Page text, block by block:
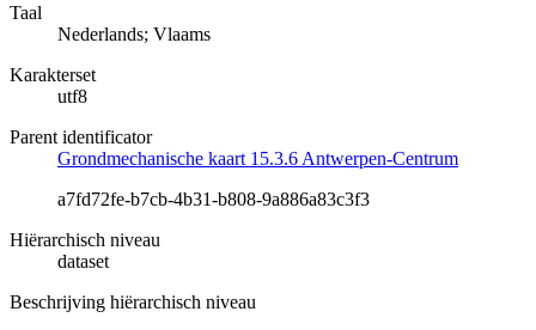
Taal
Nederlands; Vlaams
Karakterset
utf8
Parent identificator
Grondmechanische kaart 15.3.6 Antwerpen-Centrum
a7fd72fe-b7cb-4b31-b808-9a886a83c3f3
Hiërarchisch niveau
dataset
Beschrijving hiërarchisch niveau